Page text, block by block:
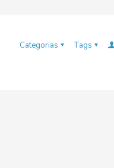
Categorias Tags